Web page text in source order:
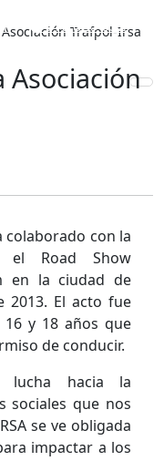
910 820 032
Trafpol-Irsa
Asociación
colaborado con la
el Road Show
en la ciudad de
2013. El acto fue
y 18 años que
de conducir.
hacia la
sociales que nos
se ve obligada
impactar a los